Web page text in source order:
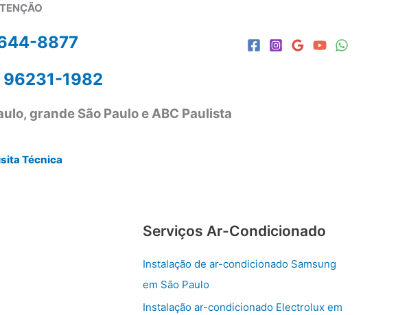
8877
96231-1982
grande São Paulo e ABC Paulista
Técnica
Serviços Ar-Condicionado
Instalação de ar-condicionado Samsung
em São Paulo
Instalação ar-condicionado Electrolux em